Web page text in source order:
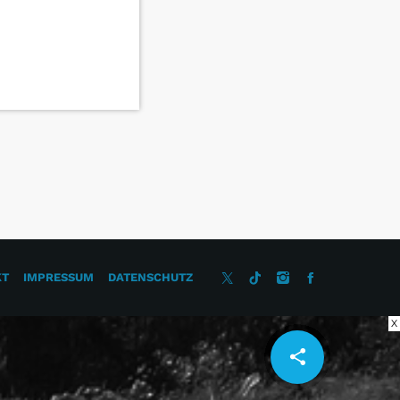
share
email
IMPRESSUM DATENSCHUTZ
X